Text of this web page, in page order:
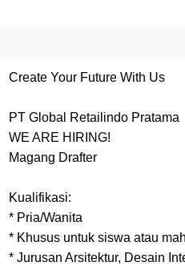
Create Your Future With Us
PT Global Retailindo Pratama
WE ARE HIRING!
Magang Drafter
Kualifikasi:
* Pria/Wanita
* Khusus untuk siswa atau
* Jurusan Arsitektur, Desain